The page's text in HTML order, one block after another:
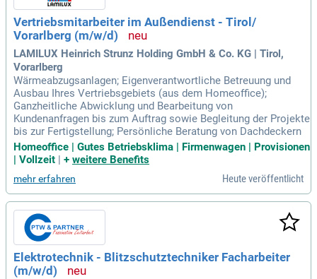
Vertriebsmitarbeiter im Außendienst - Tirol/
Vorarlberg (m/w/d)
LAMILUX Heinrich Strunz Holding GmbH & Co. KG | Tirol,
Vorarlberg
Wärmeabzugsanlagen; Eigenverantwortliche Betreuung und
Ausbau Ihres Vertriebsgebiets (aus dem Homeoffice);
Ganzheitliche Abwicklung und Bearbeitung von
Kundenanfragen bis zum Auftrag sowie Begleitung der Projekte
bis zur Fertigstellung; Persönliche Beratung von Dachdeckern
Homeoffice | Gutes Betriebsklima | Firmenwagen | Provisionen
| Vollzeit
+ weitere Benefits
mehr erfahren Heute veröffentlicht
Elektrotechnik - Blitzschutztechniker Facharbeiter
(m/w/d)